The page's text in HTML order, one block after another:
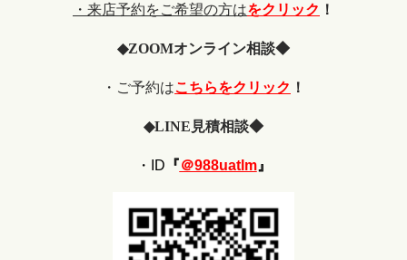
・来店予約をご希望の方はをクリック ！
◆ZOOMオンライン相談◆
・ご予約はこちらをクリック ！
◆LINE 見積相談◆
・ID 『＠988uatlm』